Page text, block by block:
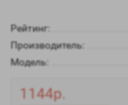
Рейтинг:
Производитель:
Модель:
1144р.